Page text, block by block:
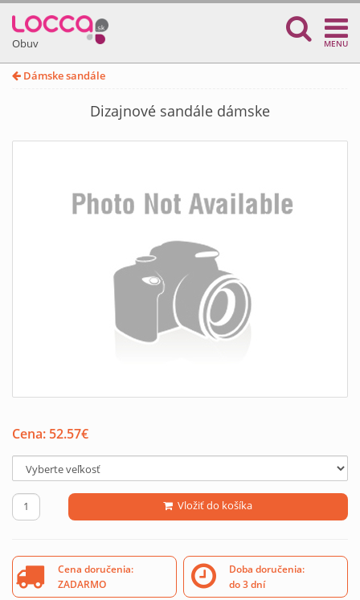
Obuv MENU
Dámske sandále
Dizajnové sandále dámske
Cena: 52.57€
Vložiť do košíka
Cena doručenia:
ZADARMO
Doba doručenia:
do 3 dní